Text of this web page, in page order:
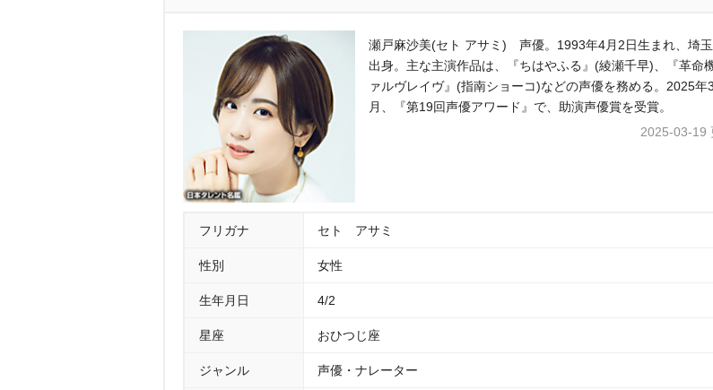
瀬戸麻沙美(セト アサミ) 声優。1993年4月2日生まれ、埼
出身。主な主演作品は、『ちはやふる』(綾瀬千早)、『革命
ァルヴレイヴ』(指南ショーコ)などの声優を務める。2025年3
月、『第19回声優アワード』で、助演声優賞を受賞。
2025-03-19
フリガナ セト アサミ
性別 女性
生年月日 4/2
星座 おひつじ座
ジャンル 声優・ナレーター